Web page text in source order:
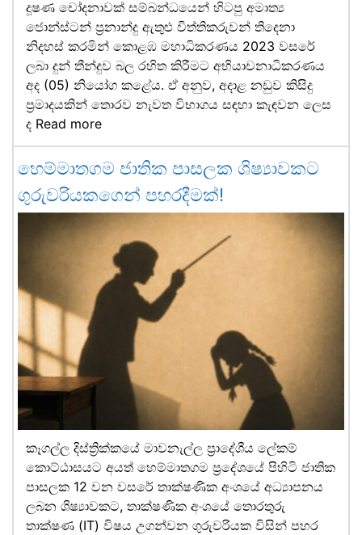
දූෂණ චෝදනාවක් සම්බන්ධයෙන් හිටපු අමාත්‍ය
ජොන්ස්ටන් ප්‍රනාන්දු ඇතුළු විත්තිකරුවන් තිදෙනා
නිදහස් කරමින් කොළඹ මහාධිකරණය 2023 වසරේ
ලබා දුන් තීන්දුව බල රහිත කිරීමට අභියාචනාධිකරණය
අද (05) නියෝග කළේය. ඒ අනුව, අදාළ නඩුව කිසිදු
ප්‍රමාදයකින් තොරව නැවත විභාගය සඳහා කැඳවන ලෙස
ද Read more
හෙම්මාතගම ජාතික පාසලක ශිෂ්‍යාවකට
ගුරුවරියකගෙන් පහරදීමක්!
කෑගල්ල දිස්ත්‍රික්කයේ මාවනැල්ල ප්‍රාදේශීය ලේකම්
කොට්ඨාසයට අයත් හෙම්මාතගම ප්‍රදේශයේ පිහිටි ජාතික
පාසලක 12 වන වසරේ තාක්ෂණික අංශයේ අධ්‍යාපනය
ලබන ශිෂ්‍යාවකට, තාක්ෂණික අංශයේ තොරතුරු
තාක්ෂණ (IT) විෂය උගන්වන ගුරුවරියක විසින් පහර